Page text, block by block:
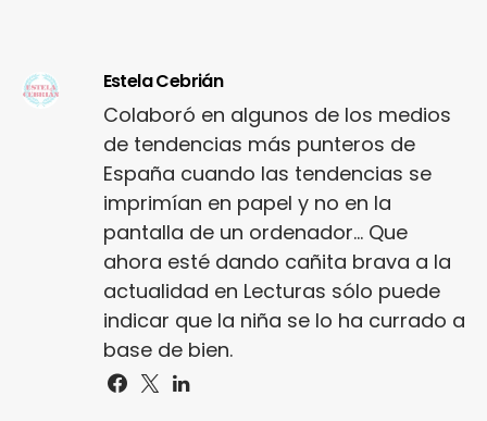
Estela Cebrián
Colaboró en algunos de los medios
de tendencias más punteros de
España cuando las tendencias se
imprimían en papel y no en la
pantalla de un ordenador... Que
ahora esté dando cañita brava a la
actualidad en Lecturas sólo puede
indicar que la niña se lo ha currado a
base de bien.